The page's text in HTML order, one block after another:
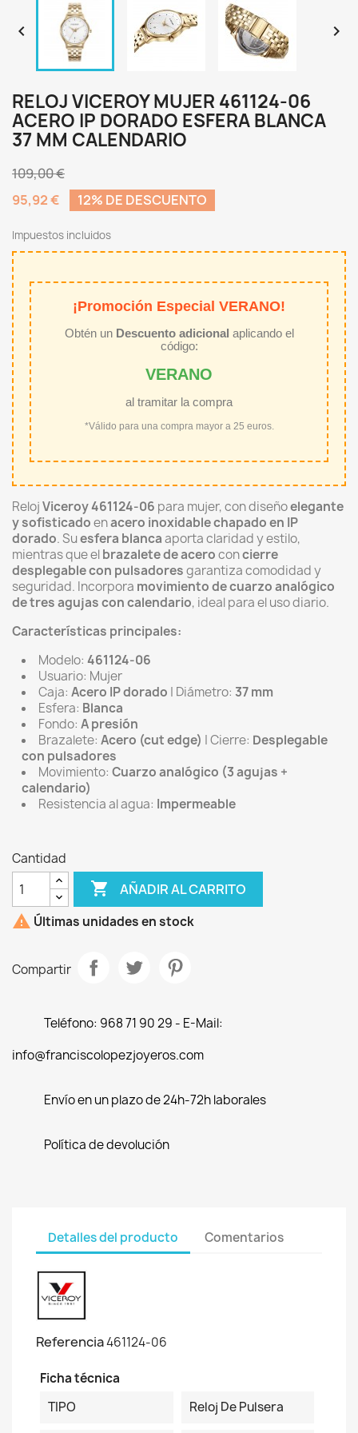
 
RELOJ VICEROY MUJER 461124-06
ACERO IP DORADO ESFERA BLANCA
37 MM CALENDARIO
109,00 €
95,92 €
12% DE DESCUENTO
Impuestos incluidos
¡Promoción Especial VERANO!
Obtén un Descuento adicional aplicando el
código:
VERANO
al tramitar la compra
*Válido para una compra mayor a 25 euros.
RelojViceroy 461124-06 para mujer, con diseñoelegante
y sofisticadoenacero inoxidable chapado en IP
dorado. Suesfera blancaaporta claridad y estilo,
mientras que elbrazalete de aceroconcierre
desplegable con pulsadoresgarantiza comodidad y
seguridad. Incorpora movimiento de cuarzo analógico
de tres agujas con calendario, ideal para el uso diario.
Características principales:
Modelo: 461124-06
Usuario: Mujer
Caja: Acero IP dorado | Diámetro: 37 mm
Esfera: Blanca
Fondo: A presión
Brazalete: Acero (cut edge) | Cierre: Desplegable
con pulsadores
Movimiento: Cuarzo analógico (3 agujas +
calendario)
Resistencia al agua: Impermeable
Cantidad
 AÑADIR AL CARRITO
 Últimas unidades en stock
Compartir
Teléfono: 968 71 90 29 - E-Mail:
info@franciscolopezjoyeros.com
Envío en un plazo de 24h-72h laborales
Política de devolución
Detalles del producto Comentarios
Referencia461124-06
Ficha técnica
TIPO
Reloj De Pulsera